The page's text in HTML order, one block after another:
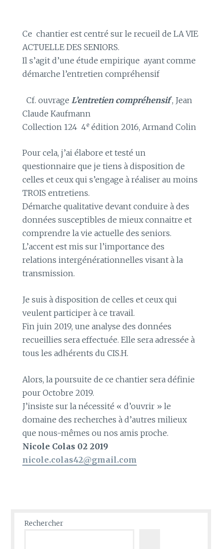
Ce chantier est centré sur le recueil de LA VIE
ACTUELLE DES SENIORS.
Il s’agit d’une étude empirique ayant comme
démarche l’entretien compréhensif
Cf. ouvrage L’entretien compréhensif, Jean
Claude Kaufmann
Collection 124 4e édition 2016, Armand Colin
Pour cela, j’ai élabore et testé un
questionnaire que je tiens à disposition de
celles et ceux qui s’engage à réaliser au moins
TROIS entretiens.
Démarche qualitative devant conduire à des
données susceptibles de mieux connaitre et
comprendre la vie actuelle des seniors.
L’accent est mis sur l’importance des
relations intergénérationnelles visant à la
transmission.
Je suis à disposition de celles et ceux qui
veulent participer à ce travail.
Fin juin 2019, une analyse des données
recueillies sera effectuée. Elle sera adressée à
tous les adhérents du CIS.H.
Alors, la poursuite de ce chantier sera définie
pour Octobre 2019.
J’insiste sur la nécessité « d’ouvrir » le
domaine des recherches à d’autres milieux
que nous-mêmes ou nos amis proche.
Nicole Colas 02 2019
nicole.colas42@gmail.com
Rechercher